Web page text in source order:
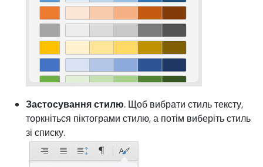
Застосування стилю. Щоб вибрати стиль тексту,
торкніться піктограми стилю, а потім виберіть стиль
зі списку.